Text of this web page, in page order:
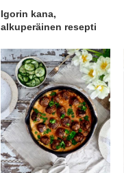
Igorin kana,
alkuperäinen resepti